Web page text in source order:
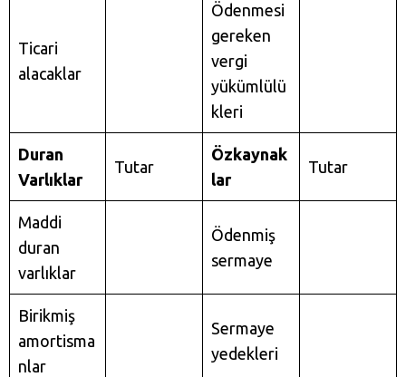
Ticari
alacaklar
Ödenmesi
gereken
vergi
yükümlülü
kleri
Duran
Varlıklar
Tutar
Özkaynak
lar
Tutar
Maddi
duran
varlıklar
Ödenmiş
sermaye
Birikmiş
amortisma
nlar
Sermaye
yedekleri